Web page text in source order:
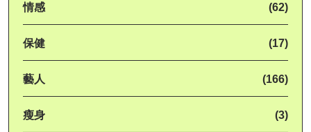
情感 (62)
保健 (17)
藝人 (166)
瘦身 (3)